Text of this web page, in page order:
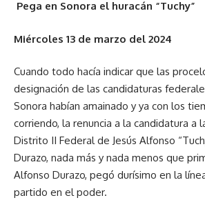
Pega en Sonora el huracán “Tuchy”
Miércoles 13 de marzo del 2024
Cuando todo hacía indicar que las
designación de las candidaturas
Sonora habían amainado y ya con los
corriendo, la renuncia a la candidatura a
Distrito II Federal de Jesús Alfonso
Durazo, nada más y nada menos que
Alfonso Durazo, pegó durísimo en la
partido en el poder.